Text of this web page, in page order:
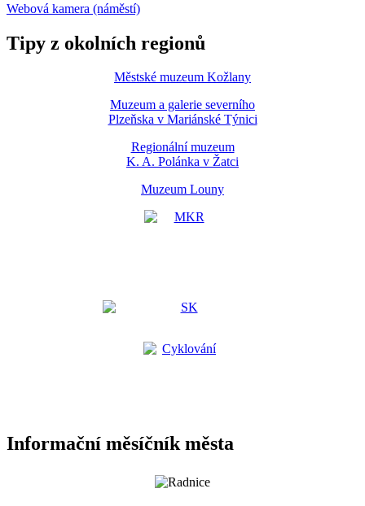
Webová kamera (náměstí)
Tipy z okolních regionů
Městské muzeum Kožlany
Muzeum a galerie severního
Plzeňska v Mariánské Týnici
Regionální muzeum
K. A. Polánka v Žatci
Muzeum Louny
Informační měsíčník města